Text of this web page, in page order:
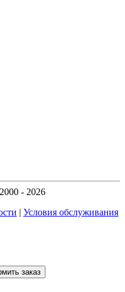
- 2026
| Условия обслуживания
заказ